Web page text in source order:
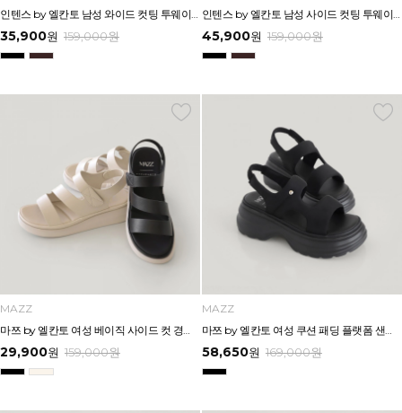
35,900원 159,000원 45,900원 159,000원
MAZZ
29,900원 159,000원
MAZZ
58,650원 169,000원